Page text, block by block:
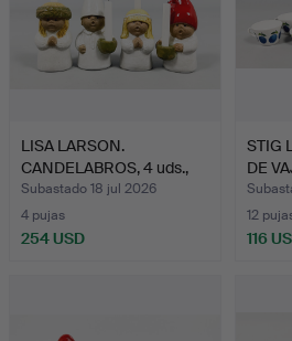
LISA LARSON.
CANDELABROS, 4 uds.,
"Advents…
Subastado 18 jul 2026
4 pujas
254 USD
STIG
DE
12
116